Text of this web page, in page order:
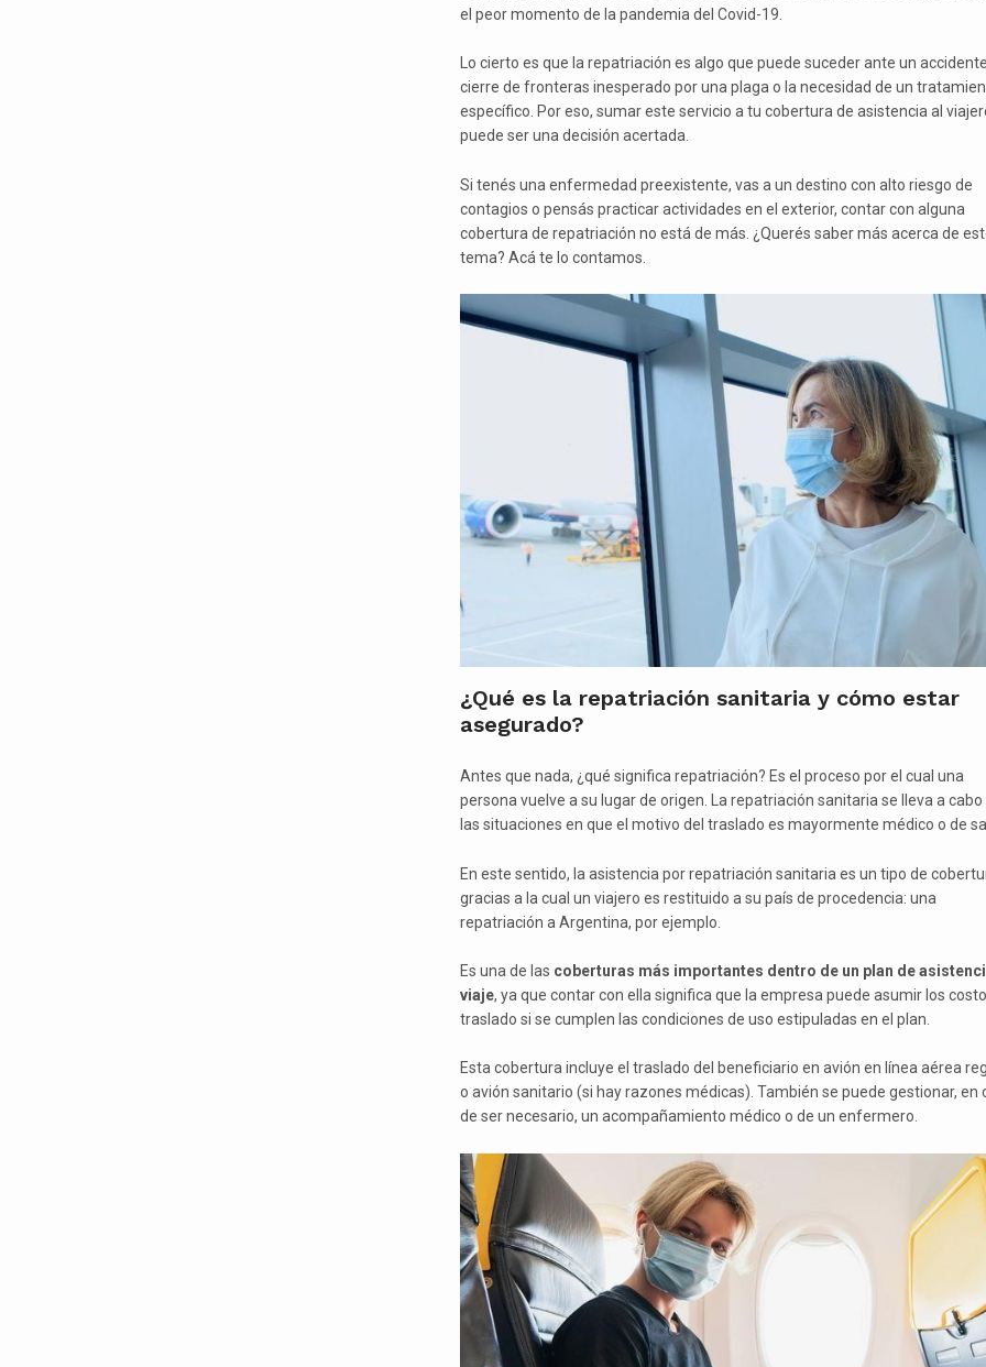
el peor momento de la pandemia del Covid-19.
Lo cierto es que la repatriación es algo que puede suceder ante un
cierre de fronteras inesperado por una plaga o la necesidad de un
específico. Por eso, sumar este servicio a tu cobertura de asistencia al
puede ser una decisión acertada.
Si tenés una enfermedad preexistente, vas a un destino con alto riesgo de
contagios o pensás practicar actividades en el exterior, contar con alguna
cobertura de repatriación no está de más. ¿Querés saber más acerca de
tema? Acá te lo contamos.
¿Qué es la repatriación sanitaria y cómo estar
asegurado?
Antes que nada, ¿qué significa repatriación? Es el proceso por el cual una
persona vuelve a su lugar de origen. La repatriación sanitaria se lleva a cabo
las situaciones en que el motivo del traslado es mayormente médico o de
En este sentido, la asistencia por repatriación sanitaria es un tipo de
gracias a la cual un viajero es restituido a su país de procedencia: una
repatriación a Argentina, por ejemplo.
Es una de las coberturas más importantes dentro de un plan de
viaje, ya que contar con ella significa que la empresa puede asumir los
traslado si se cumplen las condiciones de uso estipuladas en el plan.
Esta cobertura incluye el traslado del beneficiario en avión en línea aérea
o avión sanitario (si hay razones médicas). También se puede gestionar, en
de ser necesario, un acompañamiento médico o de un enfermero.